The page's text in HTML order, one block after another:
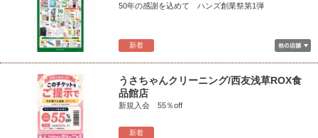
新着
50年の感謝を込めて ハンズ創業祭第1弾
新着
うさちゃんクリーニング/西友浅草ROX食
品館店
新規入会 55％off